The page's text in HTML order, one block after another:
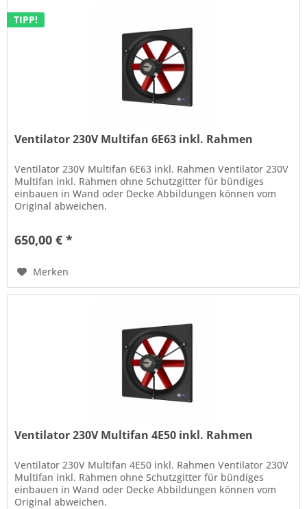
TIPP!
Ventilator 230V Multifan 6E63 inkl. Rahmen
Ventilator 230V Multifan 6E63 inkl. Rahmen Ventilator 230V
Multifan inkl. Rahmen ohne Schutzgitter für bündiges
einbauen in Wand oder Decke Abbildungen können vom
Original abweichen.
650,00 € *
Merken
Ventilator 230V Multifan 4E50 inkl. Rahmen
Ventilator 230V Multifan 4E50 inkl. Rahmen Ventilator 230V
Multifan inkl. Rahmen ohne Schutzgitter für bündiges
einbauen in Wand oder Decke Abbildungen können vom
Original abweichen.